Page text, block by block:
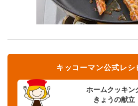
ホームクッキン
きょうの献立
キッコーマン公式レシ